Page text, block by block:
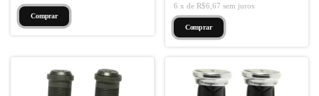
6 x de R$6,67 sem juros